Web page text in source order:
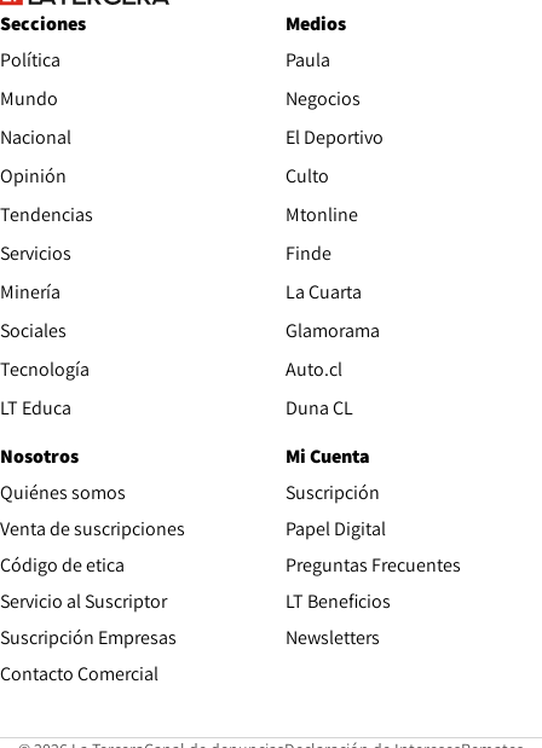
Secciones
Política
Mundo
Nacional
Opinión
Tendencias
Servicios
Minería
Sociales
Tecnología
LT Educa
Medios
Paula
Negocios
El Deportivo
Culto
Mtonline
Finde
La Cuarta
Glamorama
Auto.cl
Duna CL
Nosotros
Quiénes somos
Venta de suscripciones
Código de etica Opens in new window
Servicio al Suscriptor
Suscripción Empresas
Contacto Comercial
Mi Cuenta
Suscripción
Papel Digital
Preguntas Frecuentes
LT Beneficios
Newsletters